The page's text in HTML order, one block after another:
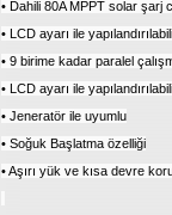
• Dahili 80A MPPT solar şarj
• LCD ayarı ile
• 9 birime kadar paralel
• LCD ayarı ile
• Jeneratör ile uyumlu
• Soğuk Başlatma özelliği
• Aşırı yük ve kısa devre